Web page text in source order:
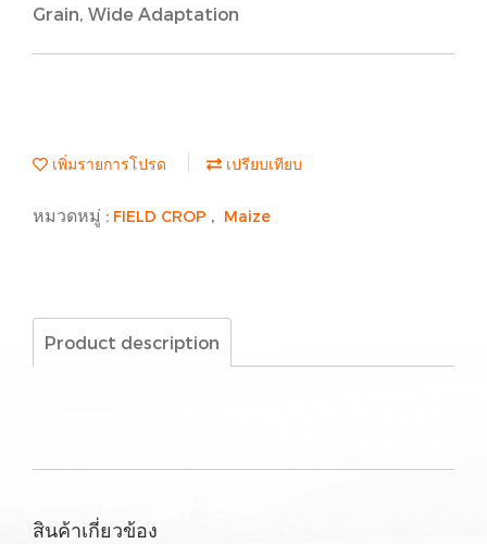
Grain, Wide Adaptation
เพิ่มรายการโปรด เปรียบเทียบ
หมวดหมู่ : FIELD CROP , Maize
Product description
สินค้าเกี่ยวข้อง